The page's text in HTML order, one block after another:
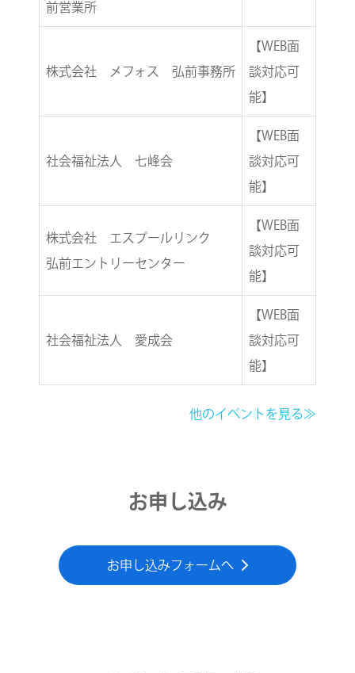
前営業所
株式会社 メフォス 弘前事務所
【WEB面
談対応可
能】
社会福祉法人 七峰会
【WEB面
談対応可
能】
株式会社 エスプールリンク
弘前エントリーセンター
【WEB面
談対応可
能】
社会福祉法人 愛成会
【WEB面
談対応可
能】
他のイベントを見る≫
お申し込み
お申し込みフォームへ